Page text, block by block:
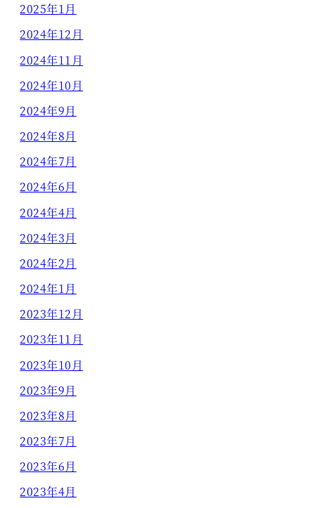
2025年1月
2024年12月
2024年11月
2024年10月
2024年9月
2024年8月
2024年7月
2024年6月
2024年4月
2024年3月
2024年2月
2024年1月
2023年12月
2023年11月
2023年10月
2023年9月
2023年8月
2023年7月
2023年6月
2023年4月